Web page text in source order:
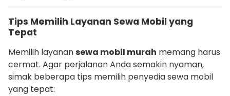
Tips Memilih Layanan Sewa Mobil yang
Tepat
Memilih layanansewa mobil murah memang harus
cermat. Agar perjalanan Anda semakin nyaman,
simak beberapa tips memilih penyedia sewa mobil
yang tepat: